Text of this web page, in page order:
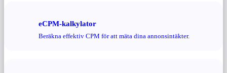
eCPM-kalkylator
Beräkna effektiv CPM för att mäta dina annonsintäkter.